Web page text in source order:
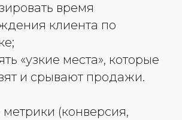
время
клиента по
«узкие места», которые
и срывают продажи.
(конверсия,